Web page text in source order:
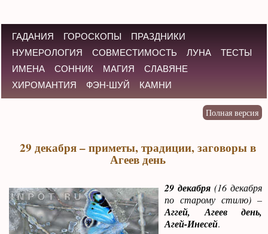
ГАДАНИЯ ГОРОСКОПЫ
ПРАЗДНИКИ
НУМЕРОЛОГИЯ
СОВМЕСТИМОСТЬ ЛУНА
ТЕСТЫ
ИМЕНА
СОННИК МАГИЯ
СЛАВЯНЕ
ХИРОМАНТИЯ
ФЭН-ШУЙ КАМНИ
29 декабря – приметы, традиции, заговоры в
Агеев день
29 декабря (16 декабря
по старому стилю) –
Аггей, Агеев день,
Агей-Инесей.